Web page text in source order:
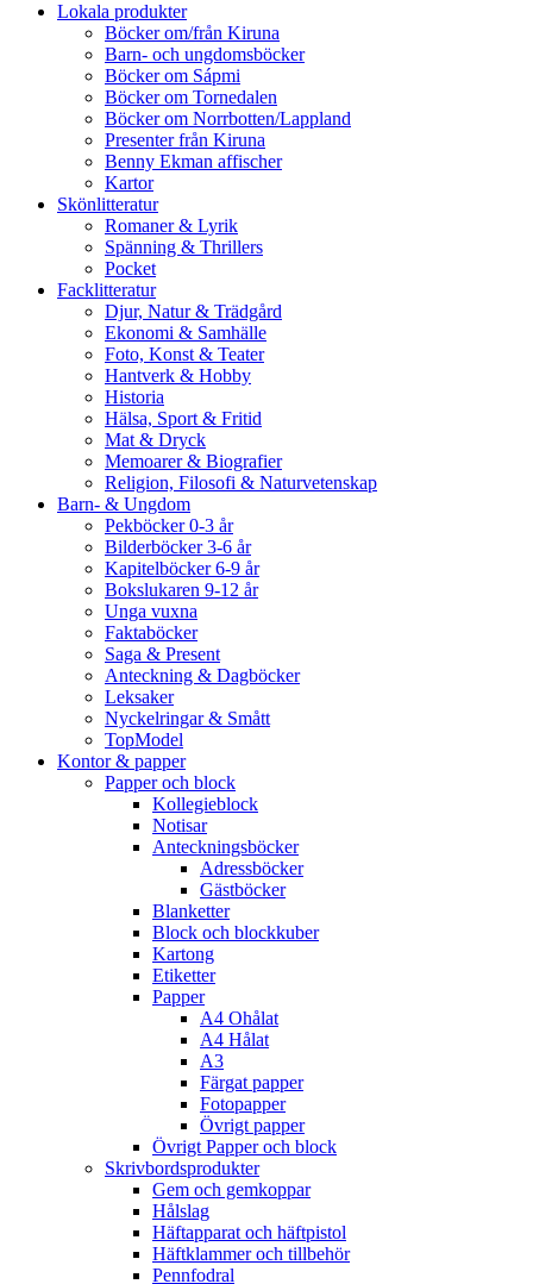
Lokala produkter
Böcker om/från Kiruna
Barn- och ungdomsböcker
Böcker om Sápmi
Böcker om Tornedalen
Böcker om Norrbotten/Lappland
Presenter från Kiruna
Benny Ekman affischer
Kartor
Skönlitteratur
Romaner & Lyrik
Spänning & Thrillers
Pocket
Facklitteratur
Djur, Natur & Trädgård
Ekonomi & Samhälle
Foto, Konst & Teater
Hantverk & Hobby
Historia
Hälsa, Sport & Fritid
Mat & Dryck
Memoarer & Biografier
Religion, Filosofi & Naturvetenskap
Barn- & Ungdom
Pekböcker 0-3 år
Bilderböcker 3-6 år
Kapitelböcker 6-9 år
Bokslukaren 9-12 år
Unga vuxna
Faktaböcker
Saga & Present
Anteckning & Dagböcker
Leksaker
Nyckelringar & Smått
TopModel
Kontor & papper
Papper och block
Kollegieblock
Notisar
Anteckningsböcker
Adressböcker
Gästböcker
Blanketter
Block och blockkuber
Kartong
Etiketter
Papper
A4 Ohålat
A4 Hålat
A3
Färgat papper
Fotopapper
Övrigt papper
Övrigt Papper och block
Skrivbordsprodukter
Gem och gemkoppar
Hålslag
Häftapparat och häftpistol
Häftklammer och tillbehör
Pennfodral